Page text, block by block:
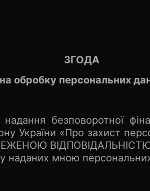
ЗГОДА
на обробку персональних
безповоротної
України «Про захист
ВІДПОВІДАЛЬНІСТЮ
наданих мною